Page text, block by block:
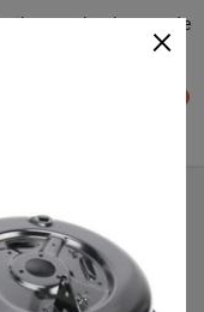
le plateau de
pour EF 91
EF]
×